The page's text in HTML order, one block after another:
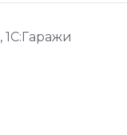
, 1С:Гаражи